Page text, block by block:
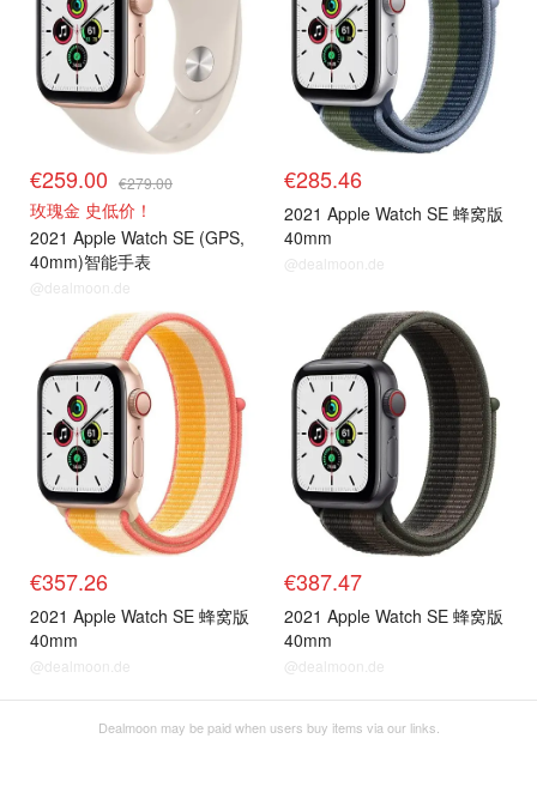
€259.00 €279.00
玫瑰金 史低价！
2021 Apple Watch SE (GPS,
40mm)智能手表
@dealmoon.de
€285.46
2021 Apple Watch SE 蜂窝版
40mm
@dealmoon.de
€357.26
2021 Apple Watch SE 蜂窝版
40mm
@dealmoon.de
€387.47
2021 Apple Watch SE 蜂窝版
40mm
@dealmoon.de
Dealmoon may be paid when users buy items via our links.